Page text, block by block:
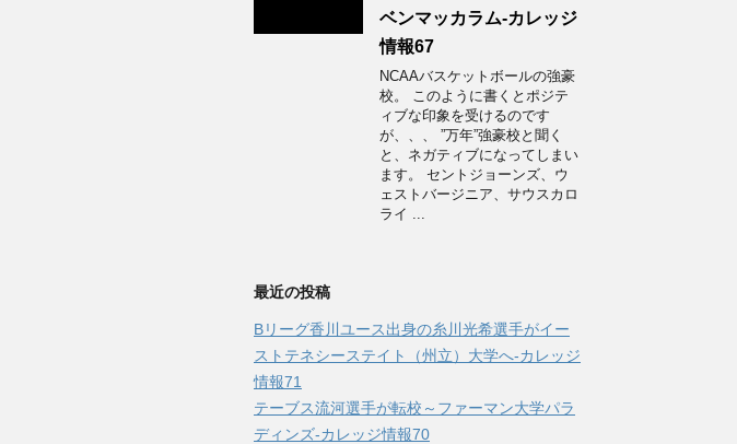
ベンマッカラム-カレッジ
情報67
NCAAバスケットボールの強豪
校。 このように書くとポジテ
ィブな印象を受けるのです
が、、、 ”万年”強豪校と聞く
と、ネガティブになってしまい
ます。 セントジョーンズ、ウ
ェストバージニア、サウスカロ
ライ ...
最近の投稿
Bリーグ香川ユース出身の糸川光希選手がイー
ストテネシーステイト（州立）大学へ‐カレッジ
情報71
テーブス流河選手が転校～ファーマン大学パラ
ディンズ-カレッジ情報70